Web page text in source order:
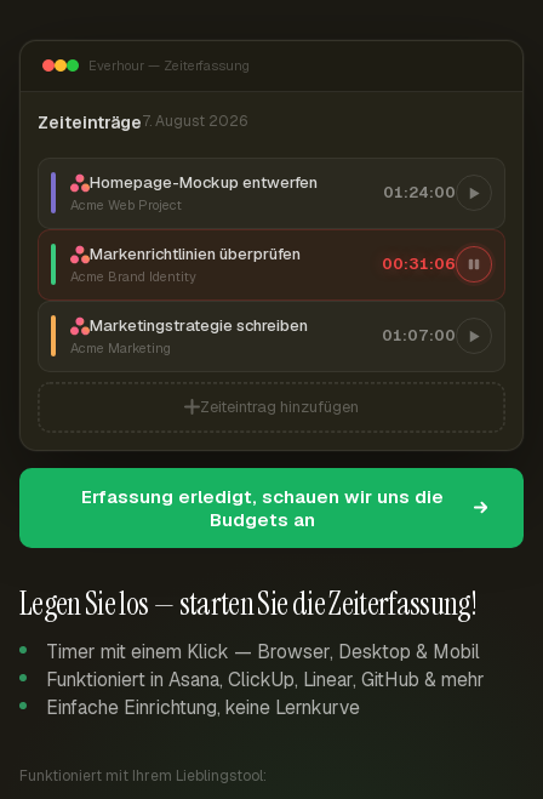
Legen Sie los — starten Sie die Zeiterfassung!
Timer mit einem Klick — Browser, Desktop & Mobil
Funktioniert in Asana, ClickUp, Linear, GitHub & mehr
Einfache Einrichtung, keine Lernkurve
Funktioniert mit Ihrem Lieblingstool:
Everhour — Zeiterfassung
Zeiteinträge7. August 2026
Homepage-Mockup entwerfen
Acme Web Project
01:24:00
Markenrichtlinien überprüfen
Acme Brand Identity
00:31:06
Marketingstrategie schreiben
Acme Marketing
01:07:00
Zeiteintrag hinzufügen
Erfassung erledigt, schauen wir uns die
Budgets an